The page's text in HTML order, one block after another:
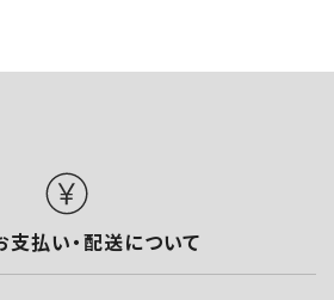
支払い・配送について